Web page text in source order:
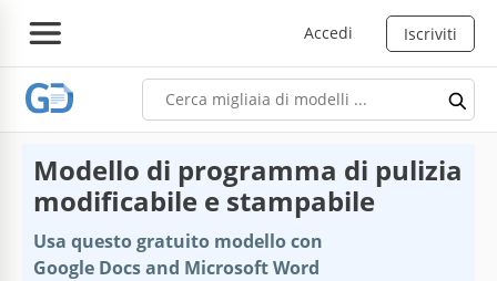
Accedi Iscriviti
Modello di programma di pulizia
modificabile e stampabile
Usa questo gratuito modello con
Google Docs and Microsoft Word